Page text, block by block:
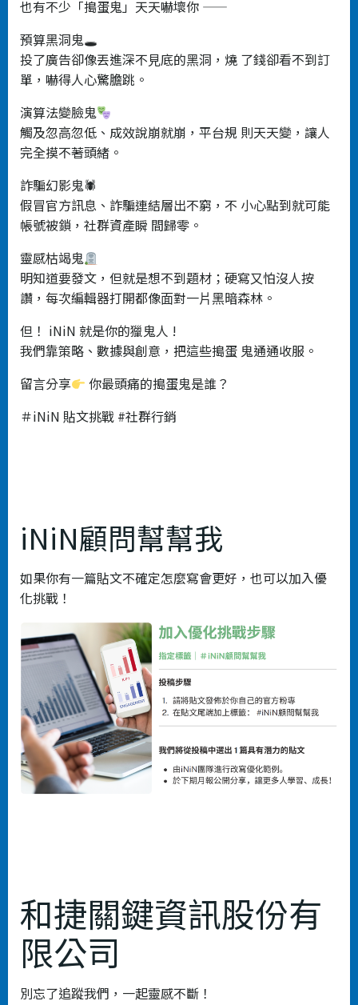
也有不少「搗蛋⻤」天天嚇壞你 ——
預算⿊洞⻤🕳
投了廣告卻像丟進深不⾒底的⿊洞，燒 了錢卻看不到訂
單，嚇得⼈⼼驚膽跳。
演算法變臉⻤
觸及忽⾼忽低、成效說崩就崩，平台規 則天天變，讓⼈
完全摸不著頭緒。
詐騙幻影⻤🕷
假冒官⽅訊息、詐騙連結層出不窮，不 ⼩⼼點到就可能
帳號被鎖，社群資產瞬 間歸零。
靈感枯竭⻤
明知道要發⽂，但就是想不到題材；硬寫⼜怕沒⼈按
讚，每次編輯器打開都像⾯對⼀⽚⿊暗森林。
但！ iNiN 就是你的獵⻤⼈ !
我們靠策略、數據與創意，把這些搗蛋 ⻤通通收服。
留⾔分享
你最頭痛的搗蛋⻤是誰？
＃iNiN 貼⽂挑戰 #社群⾏銷
iNiN顧問幫幫我
如果你有一篇貼文不確定怎麼寫會更好，也可以加入優
化挑戰！
和捷關鍵資訊股份有
限公司
別忘了追蹤我們，一起靈感不斷！